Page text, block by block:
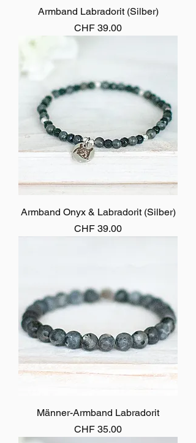
Armband Labradorit (Silber)
Preis
CHF 39.00
Armband Onyx & Labradorit (Silber)
Preis
CHF 39.00
Männer-Armband Labradorit
Preis
CHF 35.00